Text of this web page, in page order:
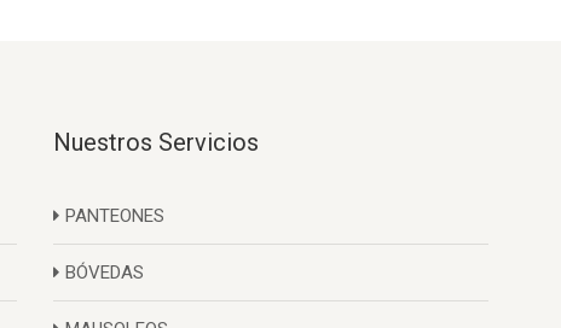
Nuestros Servicios
PANTEONES
BÓVEDAS